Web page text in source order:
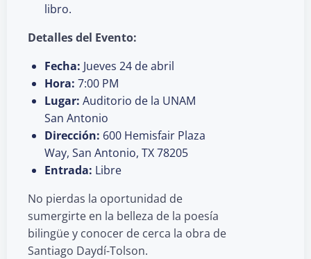
libro.
Detalles del Evento:
Fecha: Jueves 24 de abril
Hora: 7:00 PM
Lugar: Auditorio de la UNAM
San Antonio
Dirección: 600 Hemisfair Plaza
Way, San Antonio, TX 78205
Entrada: Libre
No pierdas la oportunidad de
sumergirte en la belleza de la poesía
bilingüe y conocer de cerca la obra de
Santiago Daydí-Tolson.